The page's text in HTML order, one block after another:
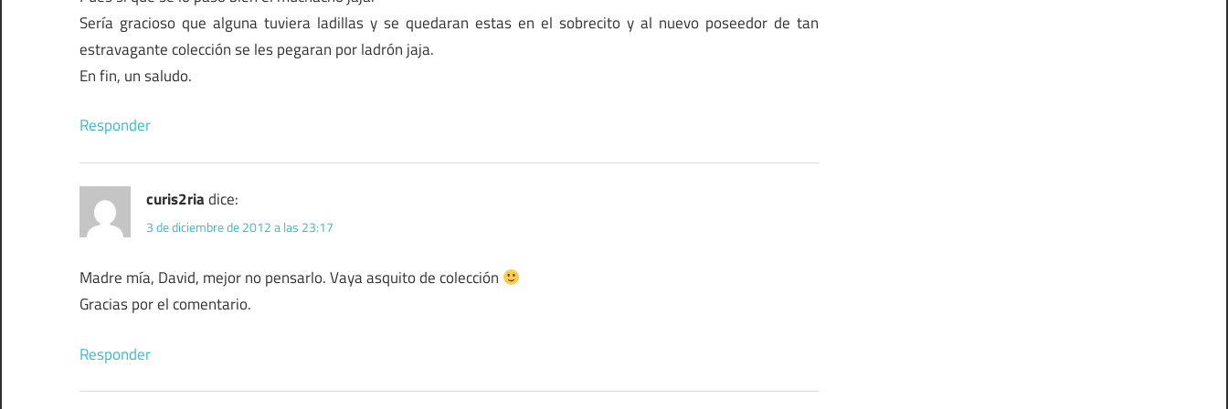
Sería gracioso que alguna tuviera ladillas y se quedaran estas en el sobrecito y al nuevo poseedor de tan
estravagante colección se les pegaran por ladrón jaja.
En fin, un saludo.
Responder
curis2riadice:
3 de diciembre de 2012 a las 23:17
Madre mía, David, mejor no pensarlo. Vaya asquito de colección
Gracias por el comentario.
Responder